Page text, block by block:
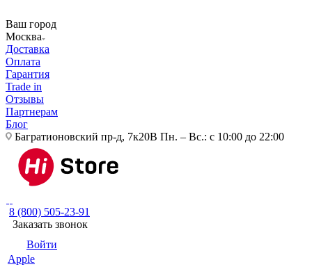
Ваш город
Москва
Доставка
Оплата
Гарантия
Trade in
Отзывы
Партнерам
Блог
Багратионовский пр-д, 7к20В Пн. – Вс.: с 10:00 до 22:00
8 (800) 505-23-91
Заказать звонок
Войти
Apple